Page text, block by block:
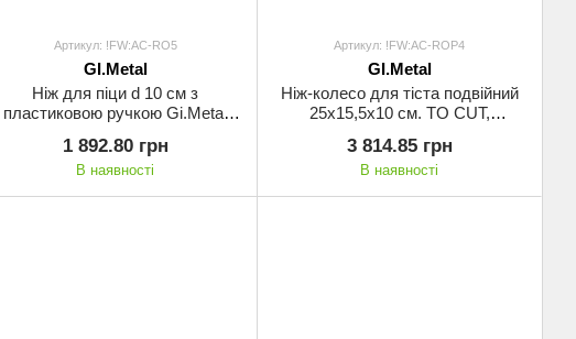
Артикул: !FW:AC-RO5
GI.Metal
Ніж для піци d 10 см з
пластиковою ручкою Gi.Metal
1 892.80 грн
В наявності
Артикул: !FW:AC-ROP4
GI.Metal
Ніж-колесо для тіста подвійний
25х15,5х10 см. TO CUT,
пластиковою ручкою (AC-ROP4)
3 814.85 грн
В наявності